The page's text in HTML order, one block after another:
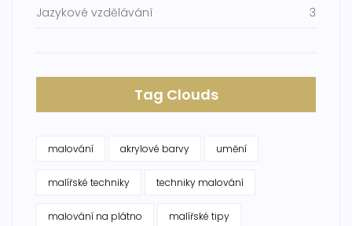
Jazykové vzdělávání 3
Tag Clouds
malování akrylové barvy umění
malířské techniky techniky malování
malování na plátno malířské tipy